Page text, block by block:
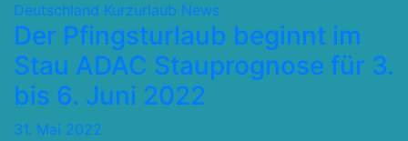
Deutschland Kurzurlaub News
Der Pfingsturlaub beginnt im
Stau ADAC Stauprognose für 3.
bis 6. Juni 2022
31. Mai 2022